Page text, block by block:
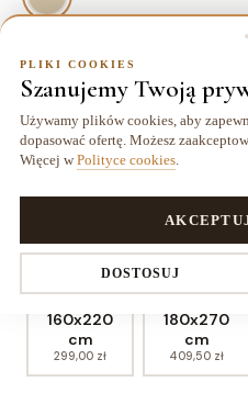
ROZMIAR: 60x200 cm
60x200 cm
104,00 zł
60x250 cm
130,00 zł
149,50 zł 182,00 zł
80x250 cm
175,50 zł
80x300 cm
208,00 zł
160x220
cm
299,00 zł
180x270
cm
409,50 zł
PLIKI COOKIES
Szanujemy Twoją
Używamy plików cookies, aby
dopasować ofertę. Możesz
Więcej w Polityce cookies
DOSTOSUJ
Ustawienia